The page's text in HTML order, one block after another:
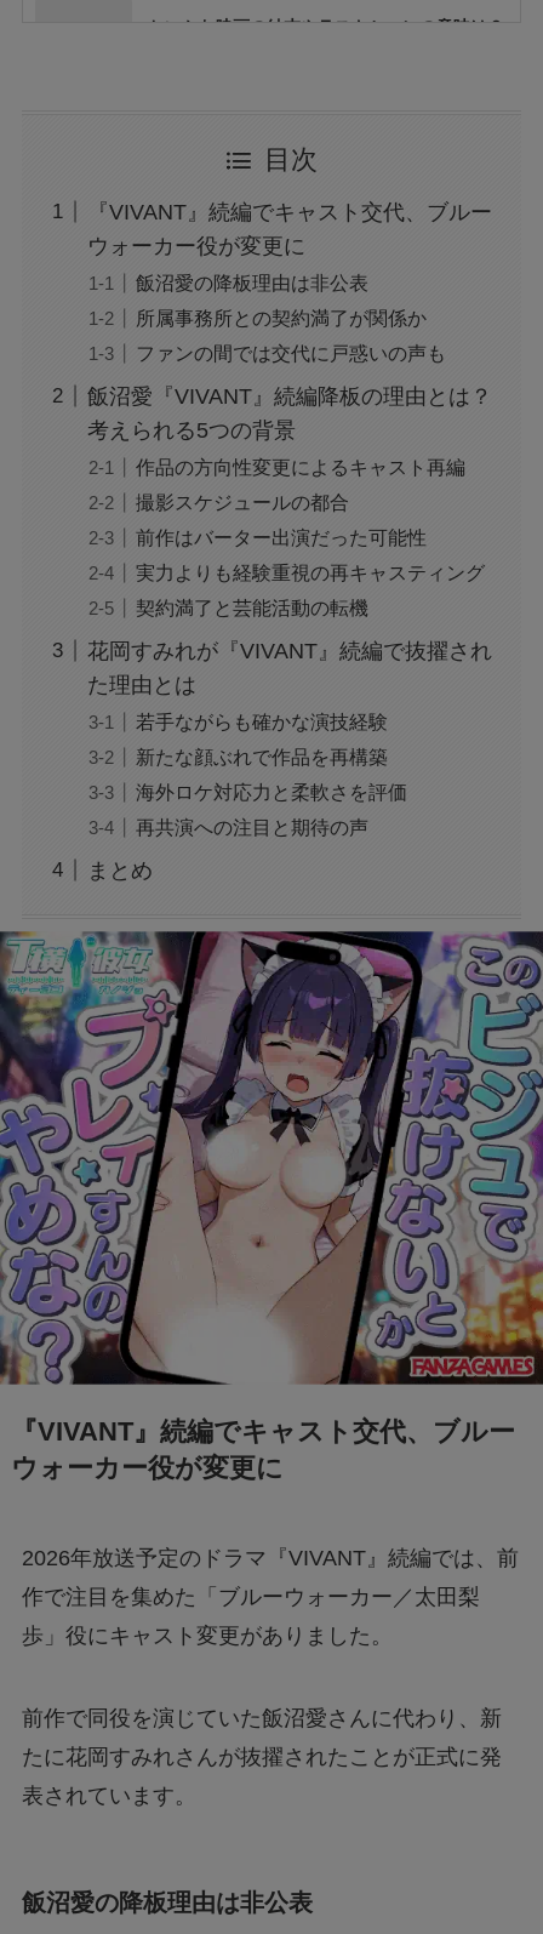
ちいかわ映画の結末やラストシーンの意味は？
結婚してる？
アレン様が川村エミコに怒ったのは本当？な
ぜ？公開収録で何があった？
ジャンプ33号だけ売り切れはなぜ？ワンピース
カードが影響を与えていた？
声にならない愛は最終話やネタバレは？最後ま
で見る方法も！
MAZZEL・RYUKIのヘアメイク匂わせとは？時
系列で調査
映画『銀行強盗：完全マニュアル』公開中止の
モンスト抽選会の炎上理由は？謝罪と再実施の
経緯をわかりやすく解説
フェルメール展のtabiwa先行チケット待ち？ア
FIFAワールドカップ2026はどこで見れる？配
信は無料で見れる？
BeReal 無制限はいつまで？終わりはいつな
の？注意事項についても
ドラえもんの重複掲載問題って何？コロコロコ
ミックの間違いを調査
モンストナルトコラボは引いたほうがいい？性
能評価を比較して検証！
Geminiでエラー1076になる！理由はなぜ？対
処法は？
リボーン最終回の意味はどういうこと？ラスト
シーンを調査
ジェームズ・ウェストンが京都で死亡？死因は
なぜ？
目次
『VIVANT』続編でキャスト交代、ブルー
ウォーカー役が変更に
飯沼愛の降板理由は非公表
所属事務所との契約満了が関係か
ファンの間では交代に戸惑いの声も
飯沼愛『VIVANT』続編降板の理由とは？
考えられる5つの背景
作品の方向性変更によるキャスト再編
撮影スケジュールの都合
前作はバーター出演だった可能性
実力よりも経験重視の再キャスティング
契約満了と芸能活動の転機
花岡すみれが『VIVANT』続編で抜擢され
た理由とは
若手ながらも確かな演技経験
新たな顔ぶれで作品を再構築
海外ロケ対応力と柔軟さを評価
再共演への注目と期待の声
まとめ
『VIVANT』続編でキャスト交代、ブルー
ウォーカー役が変更に
2026年放送予定のドラマ『VIVANT』続編では、前
作で注目を集めた「ブルーウォーカー／太田梨
歩」役にキャスト変更がありました。
前作で同役を演じていた飯沼愛さんに代わり、新
たに花岡すみれさんが抜擢されたことが正式に発
表されています。
飯沼愛の降板理由は非公表